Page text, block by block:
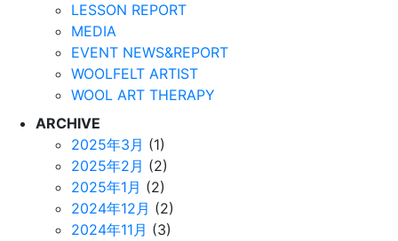
LESSON REPORT
MEDIA
EVENT NEWS&REPORT
WOOLFELT ARTIST
WOOL ART THERAPY
ARCHIVE
2025年3月 (1)
2025年2月 (2)
2025年1月 (2)
2024年12月 (2)
2024年11月 (3)